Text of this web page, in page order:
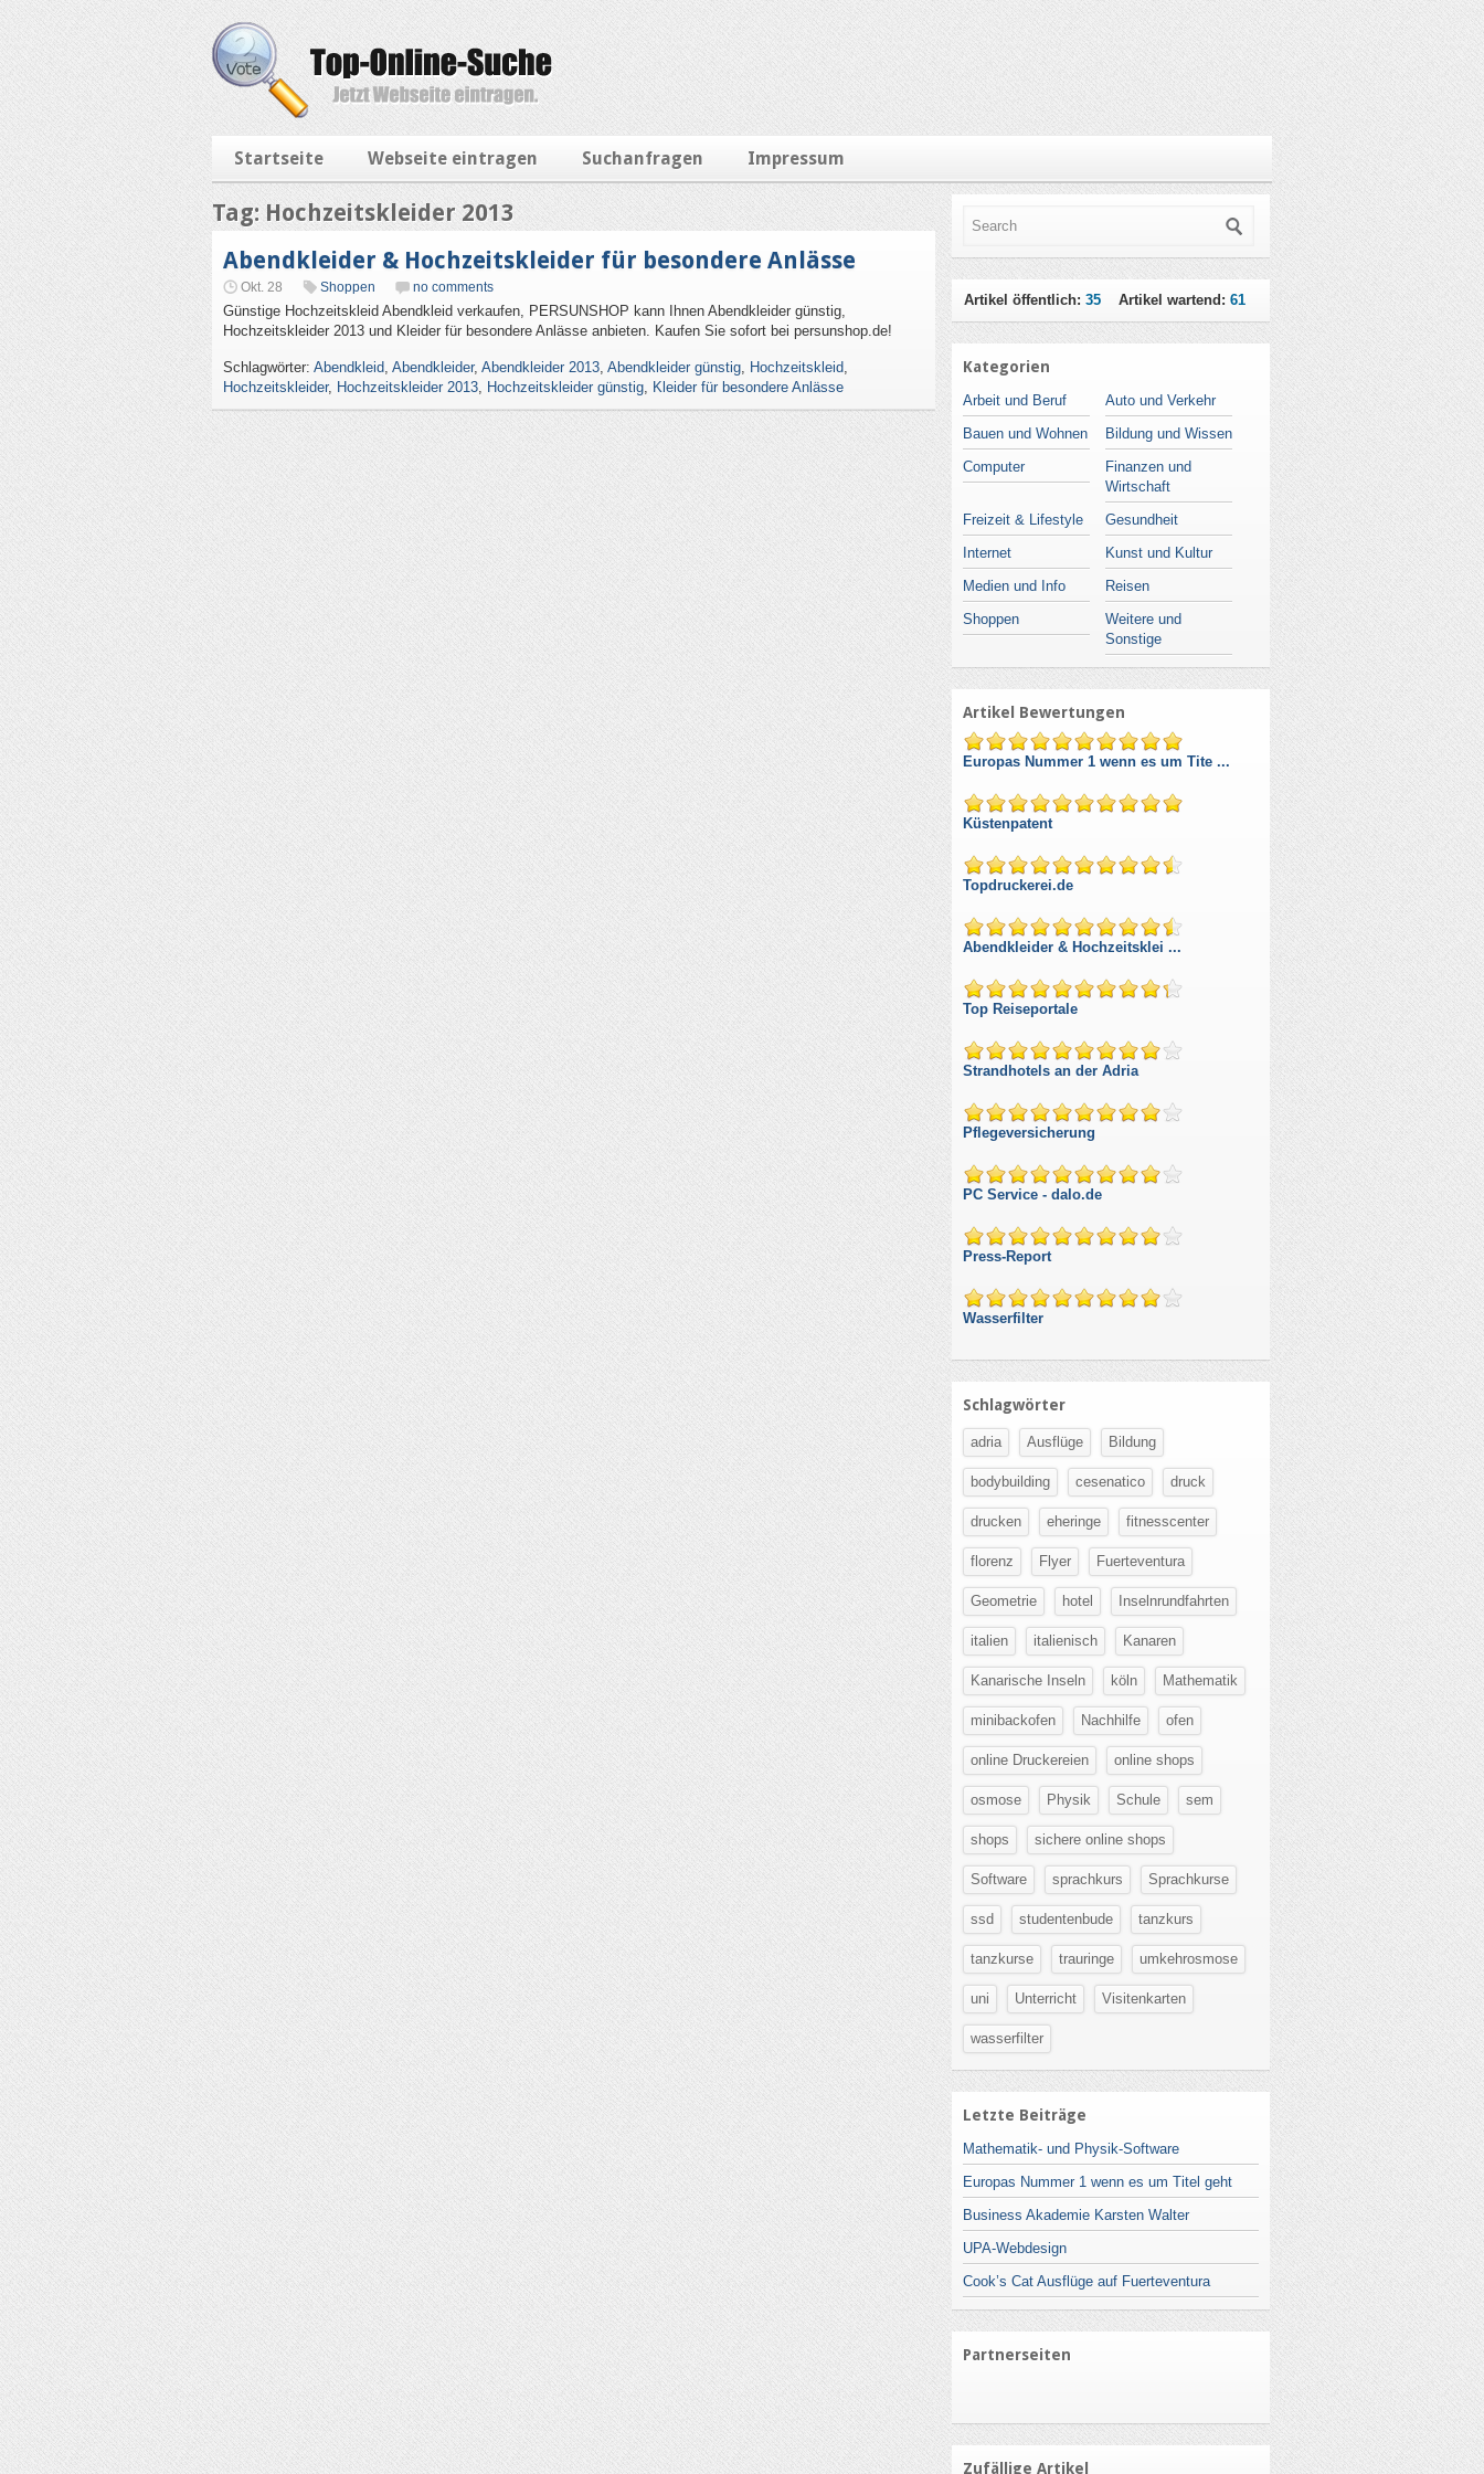
Startseite Webseite eintragen Suchanfragen Impressum
Tag: Hochzeitskleider 2013
Abendkleider & Hochzeitskleider für besondere Anlässe
Okt. 28 Shoppen no comments
Günstige Hochzeitskleid Abendkleid verkaufen, PERSUNSHOP kann Ihnen Abendkleider günstig,
Hochzeitskleider 2013 und Kleider für besondere Anlässe anbieten. Kaufen Sie sofort bei persunshop.de!
Schlagwörter: Abendkleid, Abendkleider, Abendkleider 2013, Abendkleider günstig, Hochzeitskleid,
Hochzeitskleider, Hochzeitskleider 2013, Hochzeitskleider günstig, Kleider für besondere Anlässe
Artikel öffentlich: 35Artikel wartend: 61
Kategorien
Arbeit und Beruf
Auto und Verkehr
Bauen und Wohnen
Bildung und Wissen
Computer
Finanzen und
Wirtschaft
Freizeit & Lifestyle
Gesundheit
Internet
Kunst und Kultur
Medien und Info
Reisen
Shoppen
Weitere und
Sonstige
Artikel Bewertungen
Europas Nummer 1 wenn es um Tite ...
Küstenpatent
Topdruckerei.de
Abendkleider & Hochzeitsklei ...
Top Reiseportale
Strandhotels an der Adria
Pflegeversicherung
PC Service - dalo.de
Press-Report
Wasserfilter
Schlagwörter
adria Ausflüge Bildung
bodybuilding cesenatico druck
drucken eheringe fitnesscenter
florenz Flyer Fuerteventura
Geometrie hotel Inselnrundfahrten
italien italienisch Kanaren
Kanarische Inseln köln Mathematik
minibackofen Nachhilfe ofen
online Druckereien online shops
osmose Physik Schule sem
shops sichere online shops
Software sprachkurs Sprachkurse
ssd studentenbude tanzkurs
tanzkurse trauringe umkehrosmose
uni Unterricht Visitenkarten
wasserfilter
Letzte Beiträge
Mathematik- und Physik-Software
Europas Nummer 1 wenn es um Titel geht
Business Akademie Karsten Walter
UPA-Webdesign
Cook’s Cat Ausflüge auf Fuerteventura
Partnerseiten
Zufällige Artikel